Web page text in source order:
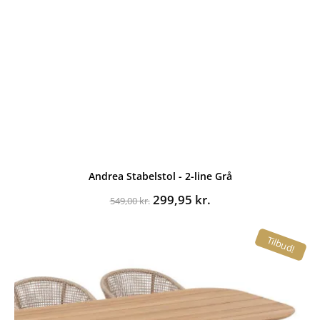
Andrea Stabelstol - 2-line Grå
549,00kr. Den
299,95 kr.Den
299,95 kr..
Tilbud!